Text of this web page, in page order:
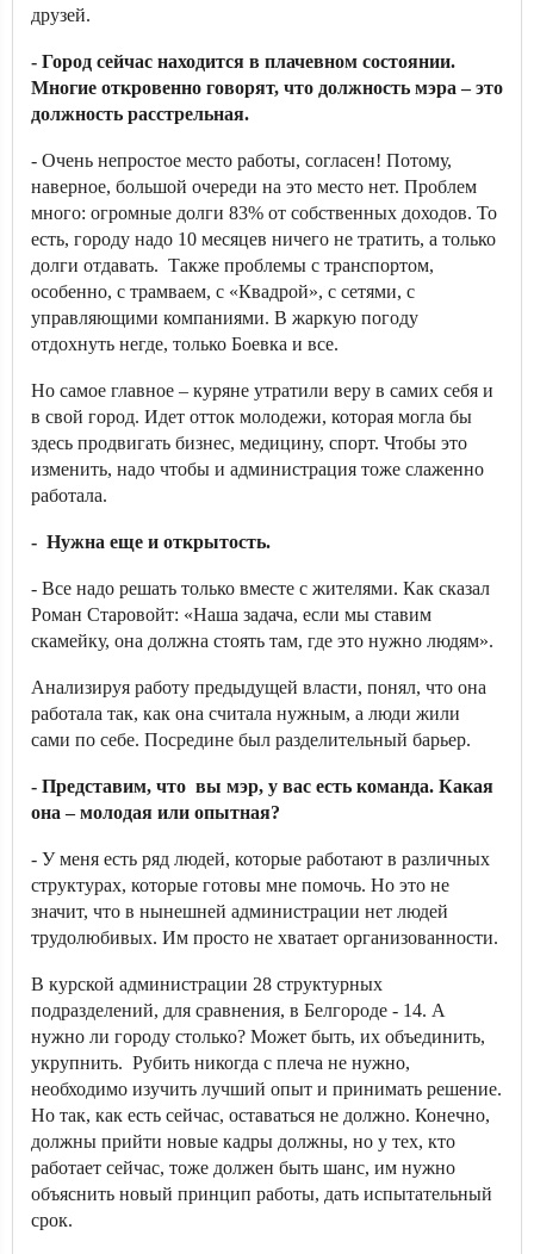
друзей.
- Город сейчас находится в плачевном состоянии.
Многие откровенно говорят, что должность мэра – это
должность расстрельная.
- Очень непростое место работы, согласен! Потому,
наверное, большой очереди на это место нет. Проблем
много: огромные долги 83% от собственных доходов. То
есть, городу надо 10 месяцев ничего не тратить, а только
долги отдавать. Также проблемы с транспортом,
особенно, с трамваем, с «Квадрой», с сетями, с
управляющими компаниями. В жаркую погоду
отдохнуть негде, только Боевка и все.
Но самое главное – куряне утратили веру в самих себя и
в свой город. Идет отток молодежи, которая могла бы
здесь продвигать бизнес, медицину, спорт. Чтобы это
изменить, надо чтобы и администрация тоже слаженно
работала.
- Нужна еще и открытость.
- Все надо решать только вместе с жителями. Как сказал
Роман Старовойт: «Наша задача, если мы ставим
скамейку, она должна стоять там, где это нужно людям».
Анализируя работу предыдущей власти, понял, что она
работала так, как она считала нужным, а люди жили
сами по себе. Посредине был разделительный барьер.
- Представим, что вы мэр, у вас есть команда. Какая
она – молодая или опытная?
- У меня есть ряд людей, которые работают в различных
структурах, которые готовы мне помочь. Но это не
значит, что в нынешней администрации нет людей
трудолюбивых. Им просто не хватает организованности.
В курской администрации 28 структурных
подразделений, для сравнения, в Белгороде - 14. А
нужно ли городу столько? Может быть, их объединить,
укрупнить. Рубить никогда с плеча не нужно,
необходимо изучить лучший опыт и принимать решение.
Но так, как есть сейчас, оставаться не должно. Конечно,
должны прийти новые кадры должны, но у тех, кто
работает сейчас, тоже должен быть шанс, им нужно
объяснить новый принцип работы, дать испытательный
срок.